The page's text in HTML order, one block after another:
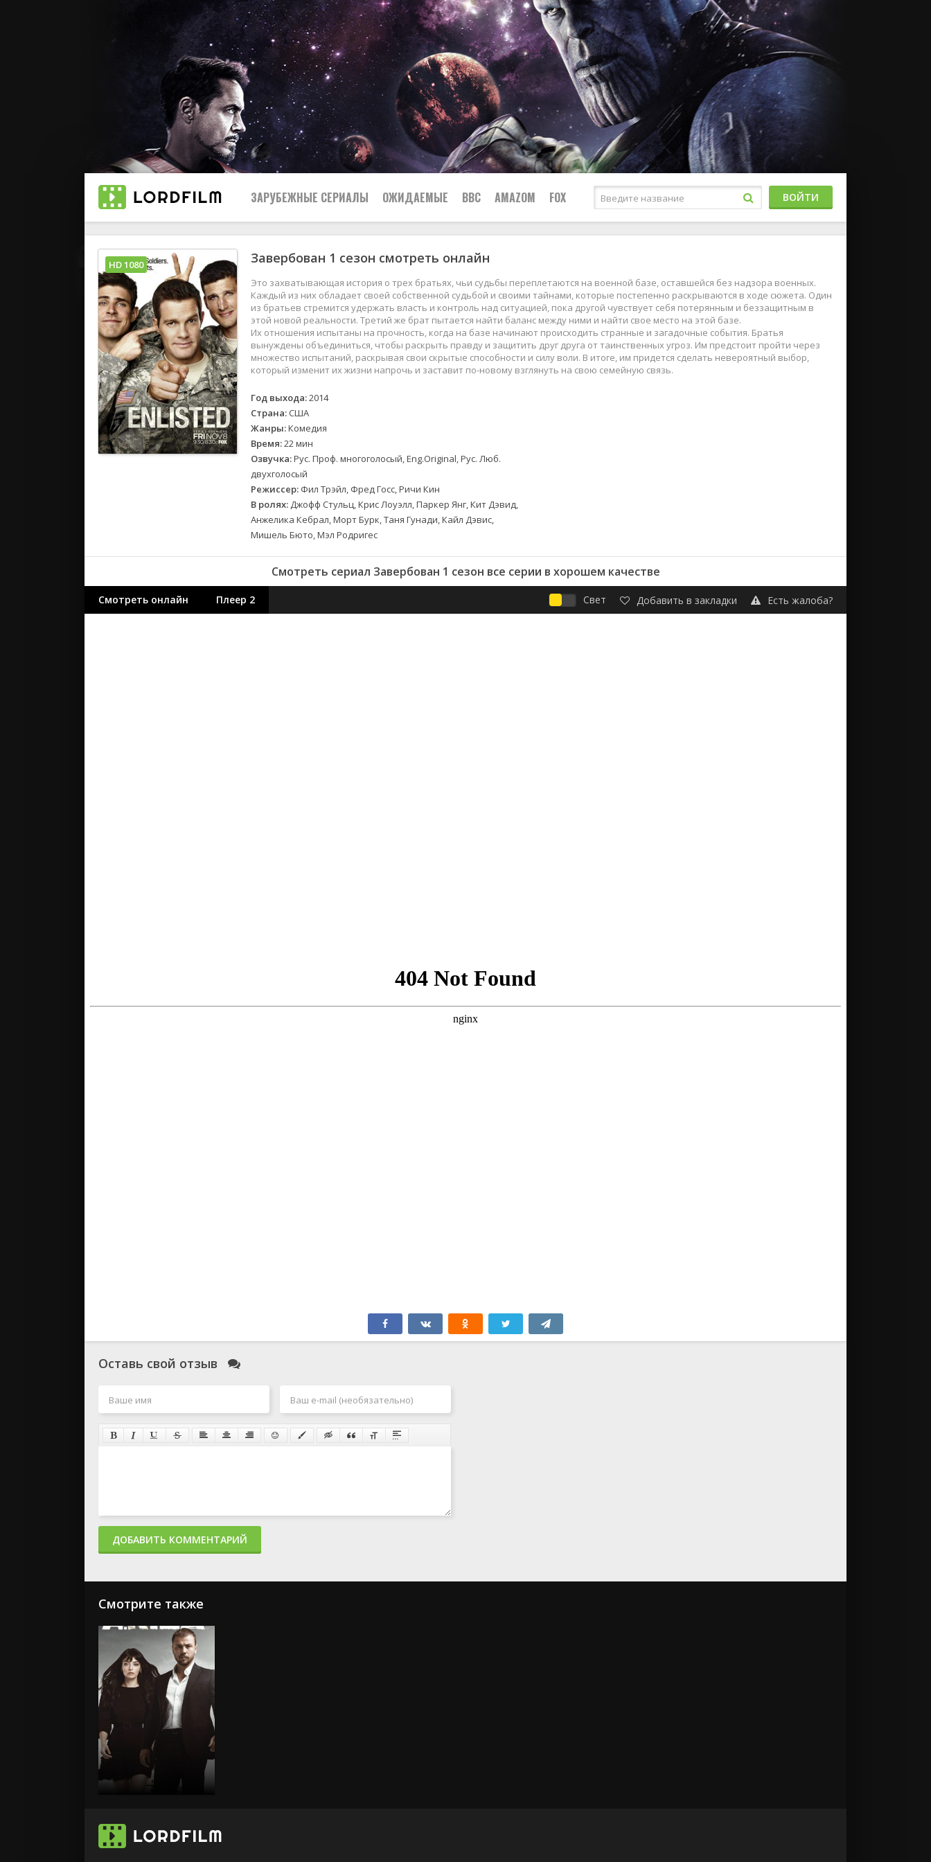
ЗАРУБЕЖНЫЕ СЕРИАЛЫ
Все
2019
2018
2017
Великобритания
Германия
Корея Южная
Канада
Индия
Франция
Комедии
Боевики
Приключения
Детективы
Драмы
Исторические
Военные
Семейные
Спортивные
Вестерны
Фэнтези
ОЖИДАЕМЫЕ BBC AMAZOM FOX ВОЙТИ
Завербован 1 сезон смотреть онлайн
Это захватывающая история о трех братьях, чьи судьбы переплетаются на военной базе, оставшейся без надзора военных.
Каждый из них обладает своей собственной судьбой и своими тайнами, которые постепенно раскрываются в ходе сюжета. Один
из братьев стремится удержать власть и контроль над ситуацией, пока другой чувствует себя потерянным и беззащитным в
этой новой реальности. Третий же брат пытается найти баланс между ними и найти свое место на этой базе.
Их отношения испытаны на прочность, когда на базе начинают происходить странные и загадочные события. Братья
вынуждены объединиться, чтобы раскрыть правду и защитить друг друга от таинственных угроз. Им предстоит пройти через
множество испытаний, раскрывая свои скрытые способности и силу воли. В итоге, им придется сделать невероятный выбор,
который изменит их жизни напрочь и заставит по-новому взглянуть на свою семейную связь.
Год выхода:2014
Страна: США
Жанры:Комедия
Время:22 мин
Озвучка:Рус. Проф. многоголосый, Eng.Original, Рус. Люб.
двухголосый
Режиссер: Фил Трэйл, Фред Госс, Ричи Кин
В ролях: Джофф Стульц, Крис Лоуэлл, Паркер Янг, Кит Дэвид,
Анжелика Кебрал, Морт Бурк, Таня Гунади, Кайл Дэвис,
Мишель Бюто, Мэл Родригес
HD 1080
Смотреть сериал Завербован 1 сезон все серии в хорошем качестве
Смотреть онлайн Плеер 2 Свет Добавить в закладки Есть жалоба?
Оставь свой отзыв
ДОБАВИТЬ КОММЕНТАРИЙ
Смотрите также